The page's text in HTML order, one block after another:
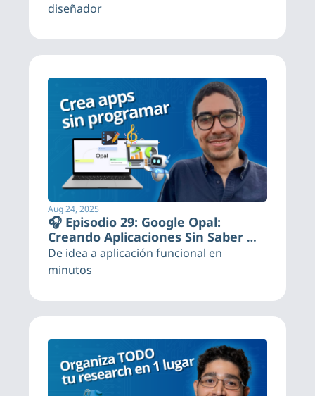
diseñador
Aug 24, 2025
🎧 Episodio 29: Google Opal:
Creando Aplicaciones Sin Saber
Programar
De idea a aplicación funcional en
minutos